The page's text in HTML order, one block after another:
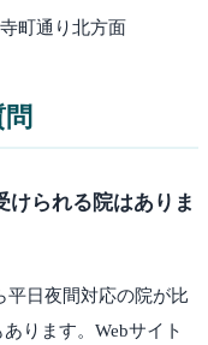
町通り北方面
けられる院はありま
平日夜間対応の院が比
ります。Webサイト